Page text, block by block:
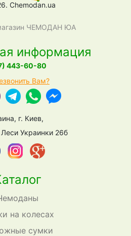
Chemodan.ua
ЧЕМОДАН ЮА
на колесах
сумки
информация
443-60-80
Вам?
г. Киев,
Леси Украинки 26б